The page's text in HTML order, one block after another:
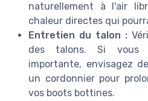
naturellement à l'air
chaleur directes qui
Entretien du talon :
des talons. Si vous
importante, envisagez
un cordonnier pour
vos boots bottines.